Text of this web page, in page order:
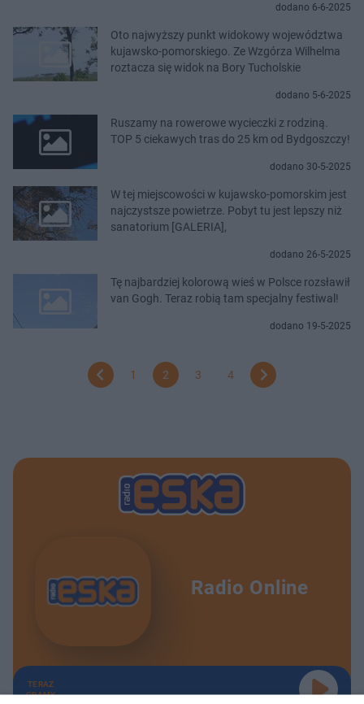
dodano 6-6-2025
Oto najwyższy punkt widokowy województwa
kujawsko-pomorskiego. Ze Wzgórza Wilhelma
roztacza się widok na Bory Tucholskie
dodano 5-6-2025
Ruszamy na rowerowe wycieczki z rodziną.
TOP 5 ciekawych tras do 25 km od Bydgoszczy!
dodano 30-5-2025
W tej miejscowości w kujawsko-pomorskim jest
najczystsze powietrze. Pobyt tu jest lepszy niż
sanatorium [GALERIA],
dodano 26-5-2025
Tę najbardziej kolorową wieś w Polsce rozsławił
van Gogh. Teraz robią tam specjalny festiwal!
dodano 19-5-2025
1 2 3 4
Radio Online
TERAZ
GRAMY